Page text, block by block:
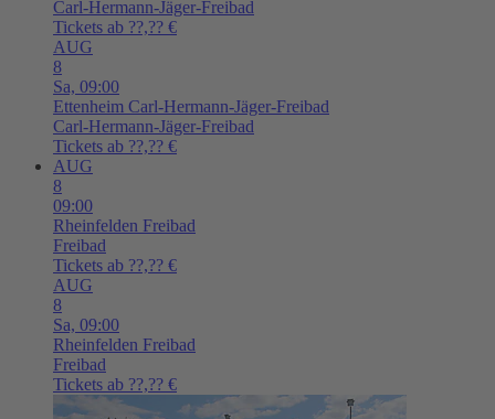
Carl-Hermann-Jäger-Freibad
Tickets ab ??,?? €
AUG
8
Sa, 09:00
Ettenheim Carl-Hermann-Jäger-Freibad
Carl-Hermann-Jäger-Freibad
Tickets ab ??,?? €
AUG
8
09:00
Rheinfelden Freibad
Freibad
Tickets ab ??,?? €
AUG
8
Sa, 09:00
Rheinfelden Freibad
Freibad
Tickets ab ??,?? €